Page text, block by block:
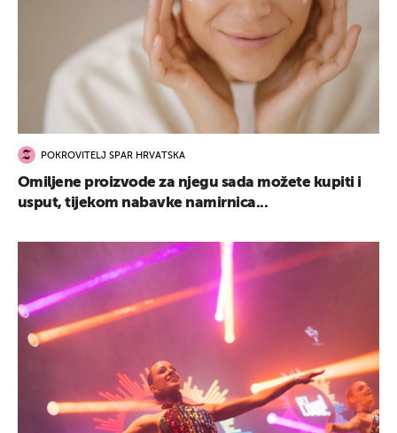
POKROVITELJ SPAR HRVATSKA
Omiljene proizvode za njegu sada možete kupiti i
usput, tijekom nabavke namirnica...